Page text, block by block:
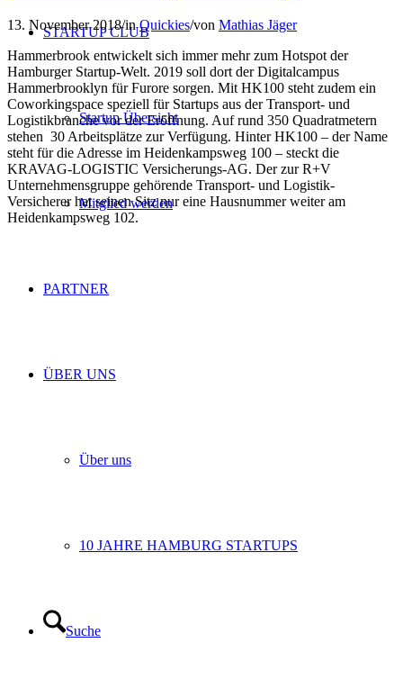
STARTUP CLUB
Startup Übersicht
Mitglied werden
PARTNER
ÜBER UNS
Über uns
10 JAHRE HAMBURG STARTUPS
Suche
13. November 2018/inQuickies/von Mathias Jäger
Hammerbrook entwickelt sich immer mehr zum Hotspot der
Hamburger Startup-Welt. 2019 soll dort der Digitalcampus
Hammerbrooklyn für Furore sorgen. Mit HK100 steht zudem ein
Coworkingspace speziell für Startups aus der Transport- und
Logistikbranche vor der Eröffnung. Auf rund 350 Quadratmetern
stehen 30 Arbeitsplätze zur Verfügung. Hinter HK100 – der Name
steht für die Adresse im Heidenkampsweg 100 – steckt die
KRAVAG-LOGISTIC Versicherungs-AG. Der zur R+V
Unternehmensgruppe gehörende Transport- und Logistik-
Versicherer hat seinen Sitz nur eine Hausnummer weiter am
Heidenkampsweg 102.